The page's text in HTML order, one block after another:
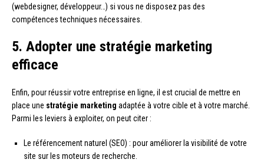
(webdesigner, développeur…) si vous ne disposez pas des
compétences techniques nécessaires.
5. Adopter une stratégie marketing
efficace
Enfin, pour réussir votre entreprise en ligne, il est crucial de mettre en
place une stratégie marketing adaptée à votre cible et à votre marché.
Parmi les leviers à exploiter, on peut citer :
Le référencement naturel (SEO) : pour améliorer la visibilité de votre
site sur les moteurs de recherche.